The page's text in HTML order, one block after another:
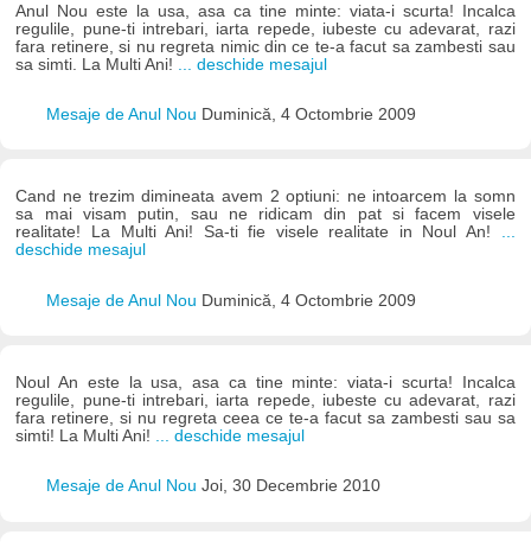
Anul Nou este la usa, asa ca tine minte: viata-i scurta! Incalca
regulile, pune-ti intrebari, iarta repede, iubeste cu adevarat, razi
fara retinere, si nu regreta nimic din ce te-a facut sa zambesti sau
sa simti. La Multi Ani!
... deschide mesajul
Mesaje de Anul Nou Duminică, 4 Octombrie 2009
Cand ne trezim dimineata avem 2 optiuni: ne intoarcem la somn
sa mai visam putin, sau ne ridicam din pat si facem visele
realitate! La Multi Ani! Sa-ti fie visele realitate in Noul An! ...
deschide mesajul
Mesaje de Anul Nou Duminică, 4 Octombrie 2009
Noul An este la usa, asa ca tine minte: viata-i scurta! Incalca
regulile, pune-ti intrebari, iarta repede, iubeste cu adevarat, razi
fara retinere, si nu regreta ceea ce te-a facut sa zambesti sau sa
simti! La Multi Ani! ... deschide mesajul
Mesaje de Anul Nou Joi, 30 Decembrie 2010